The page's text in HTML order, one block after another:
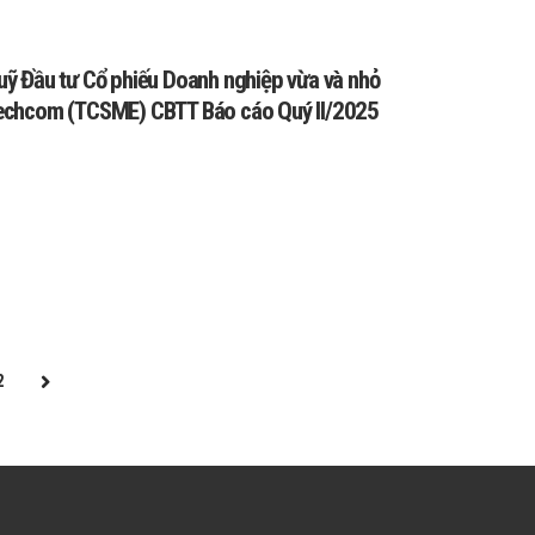
Đầu tư Cổ phiếu Doanh nghiệp vừa và nhỏ
(TCSME) CBTT Báo cáo Quý II/2025
NEXT